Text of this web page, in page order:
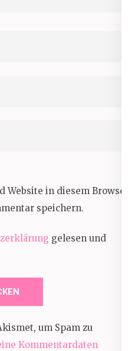
Website in diesem Browser
speichern.
gelesen und
um Spam zu
Kommentardaten